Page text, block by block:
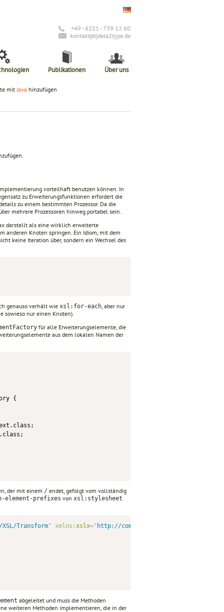
+49 - 6221 - 739 12 60
kontakt(at)data2type.de
Publikationen Über uns
mitJava hinzufügen
vorteilhaft benutzen können. In
zu Erweiterungsfunktionen erfordert die
zu einem bestimmten Prozessor. Da die
mehrere Prozessoren hinweg portabel sein.
darstellt als eine wirklich erweiterte
anderen Knoten springen. Ein Idiom, mit dem
keine Iteration über, sondern ein Wechsel des
genauso verhält wie xsl:for-each , aber nur
sowieso nur einen Knoten).
für alle Erweiterungselemente, die
aus dem lokalen Namen der
{
der mit einem / endet, gefolgt vom vollständig
element-prefixes von xsl:stylesheet
Transform" xmlns: xslx=" http://
abgeleitet und muss die Methoden
weiteren Methoden implementieren, die in der